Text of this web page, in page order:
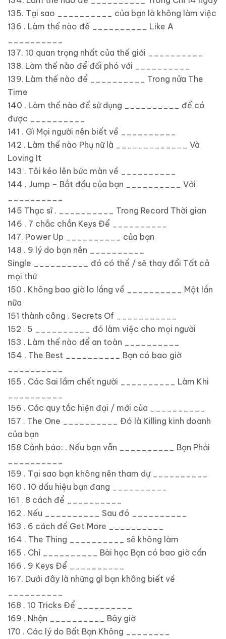
135. Tại sao __________ của bạn là không làm việc
136 . Làm thế nào để __________ Like A
137. 10 quan trọng nhất của thế giới __________
138. Làm thế nào để đối phó với __________
139. Làm thế nào để __________ Trong nửa The
Time
140 . Làm thế nào để sử dụng __________ để có
được __________
141 . Gì Mọi người nên biết về __________
142 . Làm thế nào Phụ nữ là _____________ Và
Loving It
143 . Tôi kéo lên bức màn về __________
144 . Jump – Bắt đầu của bạn __________ Với
145 Thạc sĩ . __________ Trong Record Thời gian
146 . 7 chắc chắn Keys Để __________
147. Power Up __________ của bạn
148 . 9 lý do bạn nên __________
Single __________ đó có thể / sẽ thay đổi Tất cả
mọi thứ
150 . Không bao giờ lo lắng về __________ Một lần
nữa
151 thành công . Secrets Of ___________
152 . 5 __________ đó làm việc cho mọi người
153 . Làm thế nào để an toàn __________
154 . The Best __________ Bạn có bao giờ
155 . Các Sai lầm chết người __________ Làm Khi
156 . Các quy tắc hiện đại / mới của __________
157 . The One __________ Đó là Killing kinh doanh
của bạn
158 Cảnh báo: . Nếu bạn vẫn __________ Bạn Phải
159 . Tại sao bạn không nên tham dự __________
160 . 10 dấu hiệu bạn đang __________
161 . 8 cách để __________
162 . Nếu __________ Sau đó __________
163 . 6 cách để Get More __________
164 . The Thing __________ sẽ không làm
165 . Chỉ __________ Bài học Bạn có bao giờ cần
166 . 9 Keys Để __________
167. Dưới đây là những gì bạn không biết về
168 . 10 Tricks Để __________
169 . Nhận __________ Bây giờ
170 . Các lý do Bất Bạn Không ________